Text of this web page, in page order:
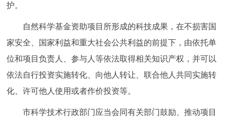
护。
自然科学基金资助项目所形成的科技成果，在不损害国
家安全、国家利益和重大社会公共利益的前提下，由依托单
位和项目负责人、参与人等依法取得相关知识产权，并可以
依法自行投资实施转化、向他人转让、联合他人共同实施转
化、许可他人使用或者作价投资等。
市科学技术行政部门应当会同有关部门鼓励、推动项目